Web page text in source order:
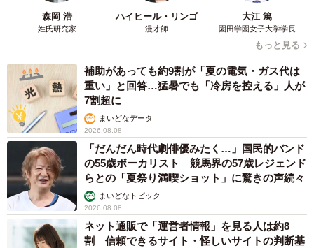
森岡 浩
姓氏研究家
ハイヒール・リンゴ
漫才師
大江 篤
園田学園女子大学学長
もっと見る
補助があっても約9割が「夏の電気・ガス代は
重い」と回答…猛暑でも「冷房を控える」人が
7割超に
まいどなデータ
2026.08.08
「だんだん時代劇俳優みたく…」国民的バンド
の55歳ボーカリスト 競馬界の57歳レジェンド
らとの「夏祭り満喫ショット」に驚きの声続々
まいどなトピック
2026.08.08
ネット通販で「運営者情報」を見る人は約8
割 信頼できるサイト・怪しいサイトの判断基